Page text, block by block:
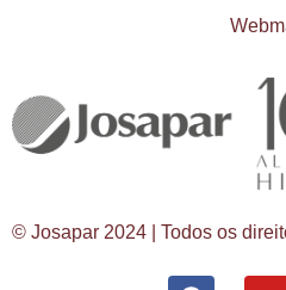
© Josapar 2024 | Todos os